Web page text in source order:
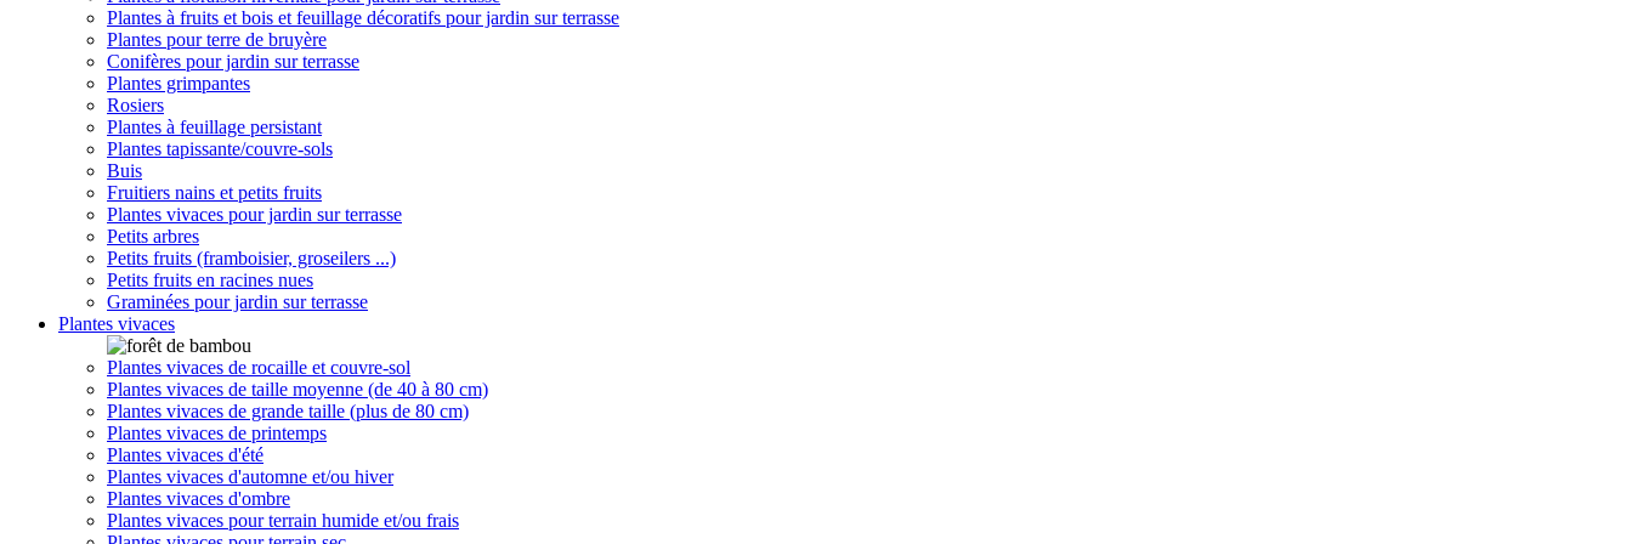
Plantes à fruits et bois et feuillage décoratifs pour jardin sur terrasse
Plantes pour terre de bruyère
Conifères pour jardin sur terrasse
Plantes grimpantes
Rosiers
Plantes à feuillage persistant
Plantes tapissante/couvre-sols
Buis
Fruitiers nains et petits fruits
Plantes vivaces pour jardin sur terrasse
Petits arbres
Petits fruits (framboisier, groseilers ...)
Petits fruits en racines nues
Graminées pour jardin sur terrasse
Plantes vivaces
Plantes vivaces de rocaille et couvre-sol
Plantes vivaces de taille moyenne (de 40 à 80 cm)
Plantes vivaces de grande taille (plus de 80 cm)
Plantes vivaces de printemps
Plantes vivaces d'été
Plantes vivaces d'automne et/ou hiver
Plantes vivaces d'ombre
Plantes vivaces pour terrain humide et/ou frais